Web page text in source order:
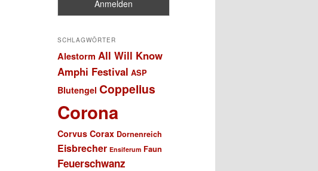
SCHLAGWÖRTER
Alestorm All Will Know
Amphi Festival ASP
Blutengel Coppelius
Corona
Corvus Corax Dornenreich
Eisbrecher Ensiferum Faun
Feuerschwanz